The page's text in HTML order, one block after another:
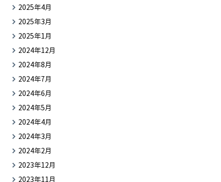
2025年4月
2025年3月
2025年1月
2024年12月
2024年8月
2024年7月
2024年6月
2024年5月
2024年4月
2024年3月
2024年2月
2023年12月
2023年11月